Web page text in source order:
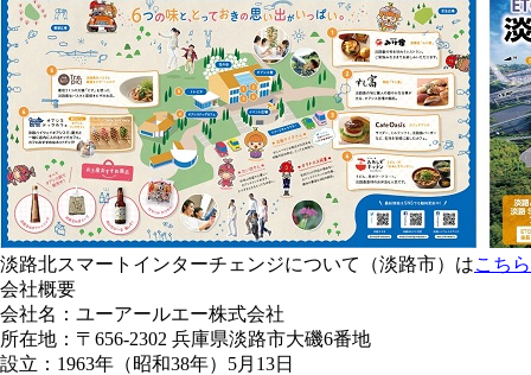
淡路北スマートインターチェンジについて（淡路市）はこちら
会社概要
会社名：ユーアールエー株式会社
所在地：〒656-2302 兵庫県淡路市大磯6番地
設立：1963年（昭和38年）5月13日